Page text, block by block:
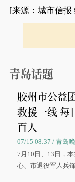
[来源：城市信报
青岛话题
胶州市公益
救援一线 每
百人
07/15 08:37 / 青岛
7月10日、13日，
心、市退役军人兵